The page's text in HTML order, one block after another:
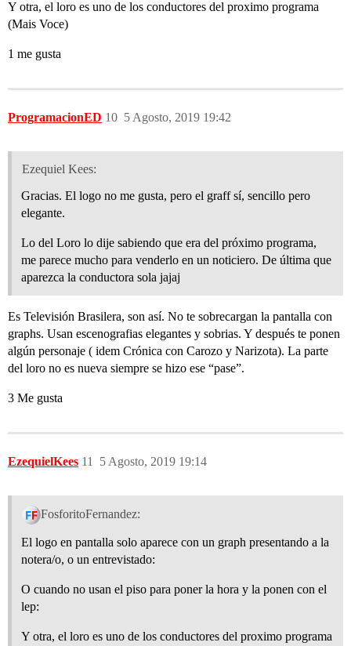
Y otra, el loro es uno de los conductores del proximo programa
(Mais Voce)
1 me gusta
ProgramacionED 5 Agosto, 2019 19:42
10
Ezequiel Kees:
Gracias. El logo no me gusta, pero el graff sí, sencillo pero
elegante.
Lo del Loro lo dije sabiendo que era del próximo programa,
me parece mucho para venderlo en un noticiero. De última que
aparezca la conductora sola jajaj
Es Televisión Brasilera, son así. No te sobrecargan la pantalla con
graphs. Usan escenografias elegantes y sobrias. Y después te ponen
algún personaje ( idem Crónica con Carozo y Narizota). La parte
del loro no es nueva siempre se hizo ese “pase”.
3 Me gusta
EzequielKees 5 Agosto, 2019 19:14
11
FosforitoFernandez:
El logo en pantalla solo aparece con un graph presentando a la
notera/o, o un entrevistado:
O cuando no usan el piso para poner la hora y la ponen con el
lep:
Y otra, el loro es uno de los conductores del proximo programa